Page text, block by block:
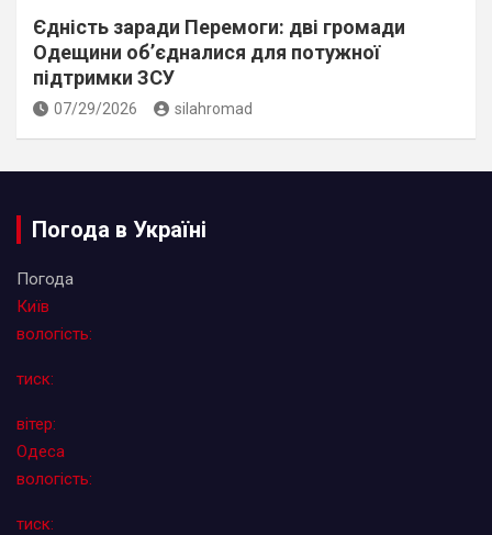
Єдність заради Перемоги: дві громади
Одещини об’єдналися для потужної
підтримки ЗСУ
07/29/2026 silahromad
Погода в Україні
Погода
Київ
вологість:
тиск:
вітер:
Одеса
вологість:
тиск: